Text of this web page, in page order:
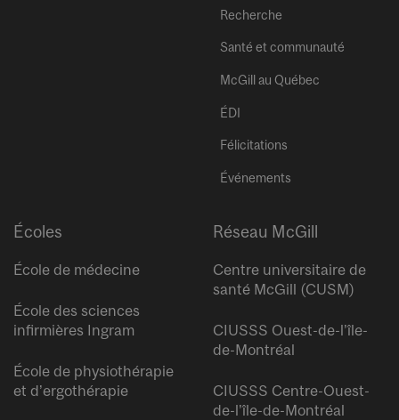
Recherche
Santé et communauté
McGill au Québec
ÉDI
Félicitations
Événements
Écoles
École de médecine
École des sciences
infirmières Ingram
École de physiothérapie
et d’ergothérapie
Réseau McGill
Centre universitaire de
santé McGill (CUSM)
CIUSSS Ouest-de-l’île-
de-Montréal
CIUSSS Centre-Ouest-
de-l’île-de-Montréal